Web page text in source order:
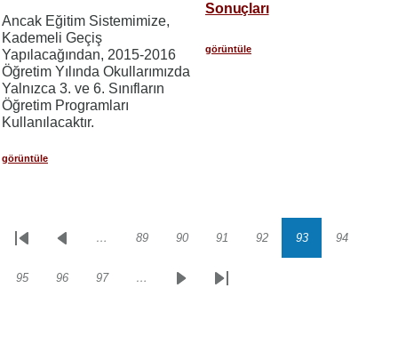
Ancak Eğitim Sistemimize,
Kademeli Geçiş
Yapılacağından, 2015-2016
Öğretim Yılında Okullarımızda
Yalnızca 3. ve 6. Sınıfların
Öğretim Programları
Kullanılacaktır.
görüntüle
Sonuçları
görüntüle
Sayfalama
İlk
Önceki… Sayfa
89 Sayfa
90 Sayfa
91 Sayfa
92 Sayfa
93 Sayfa
94
Sayfa
95 Sayfa
96 Sayfa
97 …
SonrakiSon